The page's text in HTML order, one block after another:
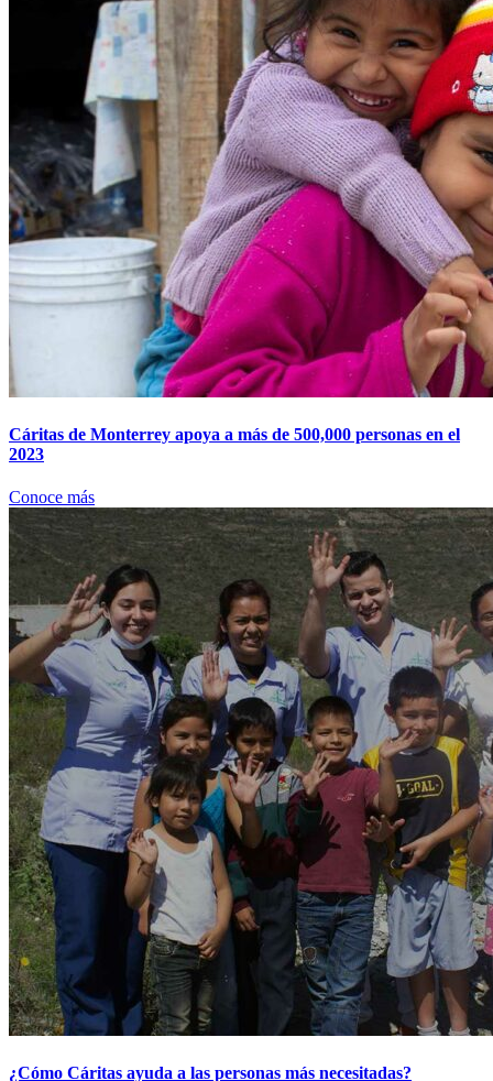
Cáritas de Monterrey apoya a más de 500,000 personas en el
2023
Conoce más
¿Cómo Cáritas ayuda a las personas más necesitadas?